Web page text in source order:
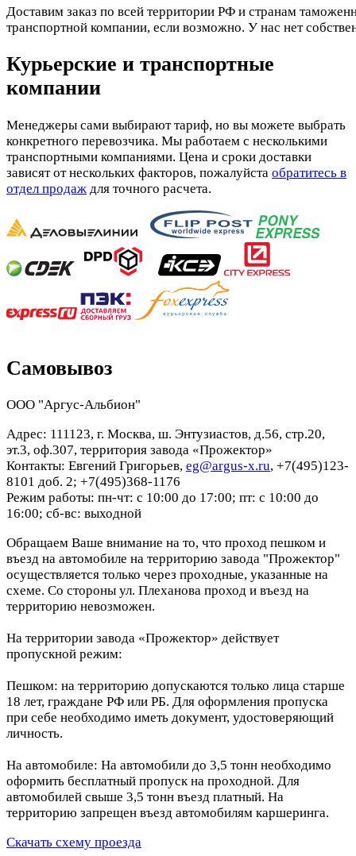
Доставим заказ по всей территории РФ и странам
транспортной компании, если возможно. У нас нет
Курьерские и транспортные
компании
Менеджеры сами выбирают тариф, но вы можете выбрать
конкретного перевозчика. Мы работаем с несколькими
транспортными компаниями. Цена и сроки доставки
зависят от нескольких факторов, пожалуйста обратитесь в
отдел продаж для точного расчета.
Самовывоз
ООО "Аргус-Альбион"
Адрес: 111123, г. Москва, ш. Энтузиастов, д.56, стр.20,
эт.3, оф.307, территория завода «Прожектор»
Контакты: Евгений Григорьев, eg@argus-x.ru, +7(495)123-
8101 доб. 2; +7(495)368-1176
Режим работы: пн-чт: с 10:00 до 17:00; пт: с 10:00 до
16:00; сб-вс: выходной
Обращаем Ваше внимание на то, что проход пешком и
въезд на автомобиле на территорию завода "Прожектор"
осуществляется только через проходные, указанные на
схеме. Со стороны ул. Плеханова проход и въезд на
территорию невозможен.
На территории завода «Прожектор» действует
пропускной режим:
Пешком: на территорию допускаются только лица старше
18 лет, граждане РФ или РБ. Для оформления пропуска
при себе необходимо иметь документ, удостоверяющий
личность.
На автомобиле: На автомобили до 3,5 тонн необходимо
оформить бесплатный пропуск на проходной. Для
автомобилей свыше 3,5 тонн въезд платный. На
территорию запрещен въезд автомобилям каршеринга.
Скачать схему проезда